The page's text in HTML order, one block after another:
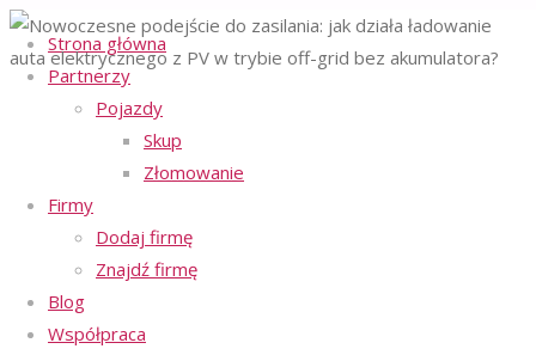
Strona główna
Partnerzy
Pojazdy
Skup
Złomowanie
Firmy
Dodaj firmę
Znajdź firmę
Blog
Współpraca
Strona główna
Auta elektryczne
działa ładowanie
elektrycznego z
PV w trybie off-
akumulatora?
Polityka plików cookies